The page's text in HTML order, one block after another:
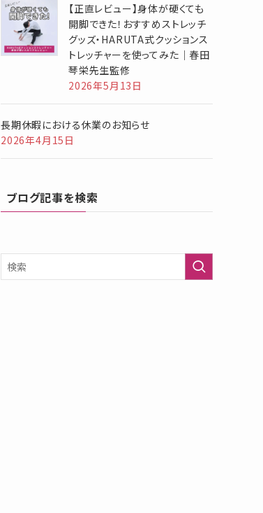
【正直レビュー】身体が硬くても
開脚できた！おすすめストレッチ
グッズ・HARUTA式クッションス
トレッチャーを使ってみた｜春田
琴栄先生監修
2026年5月13日
長期休暇における休業のお知らせ
2026年4月15日
ブログ記事を検索